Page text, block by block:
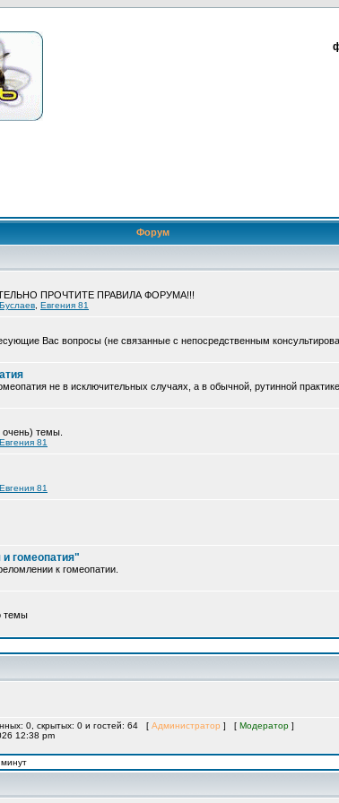
Форум
ПРОЧТИТЕ ПРАВИЛА ФОРУМА!!!
Буслаев Евгения 81
Вас вопросы (не связанные с непосредственным
не в исключительных случаях, а в обычной, рутинной
очень) темы.
Евгения 81
Евгения 81
гомеопатия"
к гомеопатии.
темы
0, скрытых: 0 и гостей: 64 [ Администратор ] [ Модератор ]
12:38 pm